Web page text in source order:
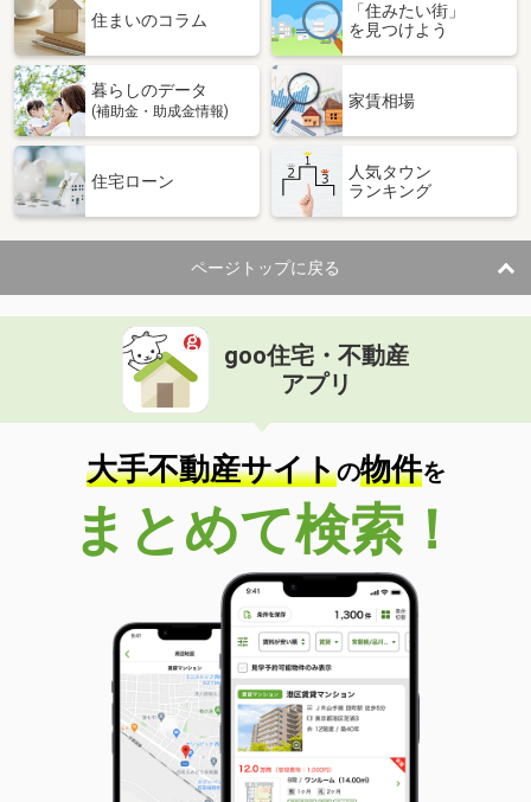
住まいのコラム
「住みたい街」
を見つけよう
暮らしのデータ
(補助金・助成金情報)
家賃相場
住宅ローン
人気タウン
ランキング
ページトップに戻る
goo住宅・不動産
アプリ
大手不動産サイトの物件を
まとめて検索！